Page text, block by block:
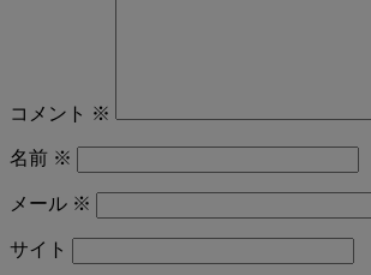
コメント ※
名前 ※
メール ※
サイト